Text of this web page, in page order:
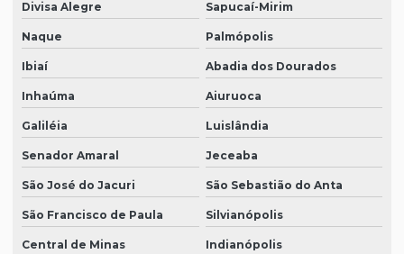
Divisa Alegre Sapucaí-Mirim
Naque Palmópolis
Ibiaí Abadia dos Dourados
Inhaúma Aiuruoca
Galiléia Luislândia
Senador Amaral Jeceaba
São José do Jacuri São Sebastião do Anta
São Francisco de Paula Silvianópolis
Central de Minas Indianópolis